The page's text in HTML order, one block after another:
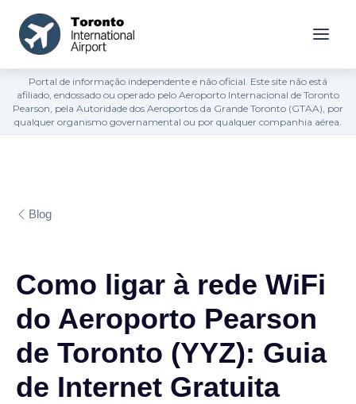
Portal de informação independente e não oficial. Este site não está
afiliado, endossado ou operado pelo Aeroporto Internacional de Toronto
Pearson, pela Autoridade dos Aeroportos da Grande Toronto (GTAA), por
qualquer organismo governamental ou por qualquer companhia aérea.
Blog
Como ligar à rede WiFi
do Aeroporto Pearson
de Toronto (YYZ): Guia
de Internet Gratuita